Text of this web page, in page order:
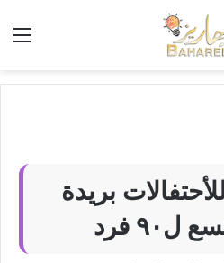
بريدة
فرد